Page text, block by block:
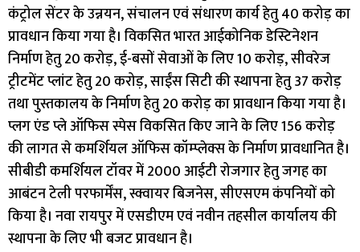
कंट्रोल सेंटर के उन्नयन, संचालन एवं संधारण कार्य हेतु 40 करोड़ का
प्रावधान किया गया है। विकसित भारत आईकोनिक डेस्टिनेशन
निर्माण हेतु 20 करोड़, ई-बसों सेवाओं के लिए 10 करोड़, सीवरेज
ट्रीटमेंट प्लांट हेतु 20 करोड़, साईंस सिटी की स्थापना हेतु 37 करोड़
तथा पुस्तकालय के निर्माण हेतु 20 करोड़ का प्रावधान किया गया है।
प्लग एंड प्ले ऑफिस स्पेस विकसित किए जाने के लिए 156 करोड़
की लागत से कमर्शियल ऑफिस कॉम्प्लेक्स के निर्माण प्रावधानित है।
सीबीडी कमर्शियल टॉवर में 2000 आईटी रोजगार हेतु जगह का
आबंटन टेली परफार्मेंस, स्क्वायर बिजनेस, सीएसएम कंपनियों को
किया है। नवा रायपुर में एसडीएम एवं नवीन तहसील कार्यालय की
स्थापना के लिए भी बजट प्रावधान है।